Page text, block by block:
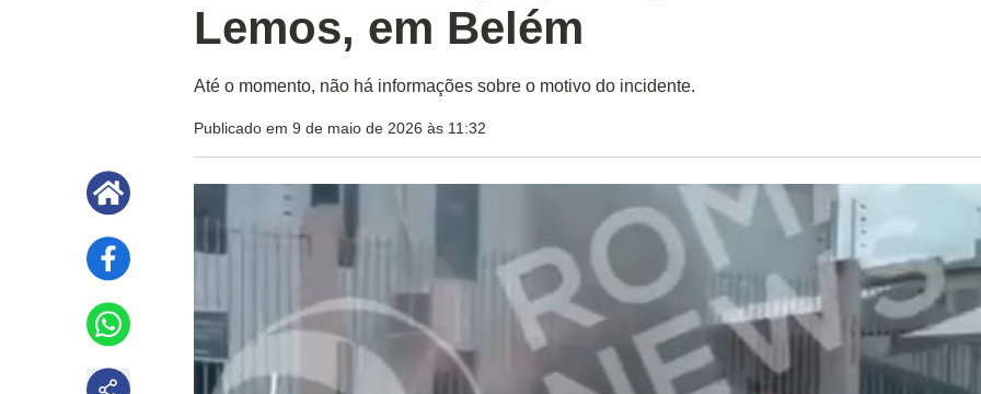
Lemos, em Belém
Até o momento, não há informações sobre o motivo do incidente.
Publicado em 9 de maio de 2026 às 11:32